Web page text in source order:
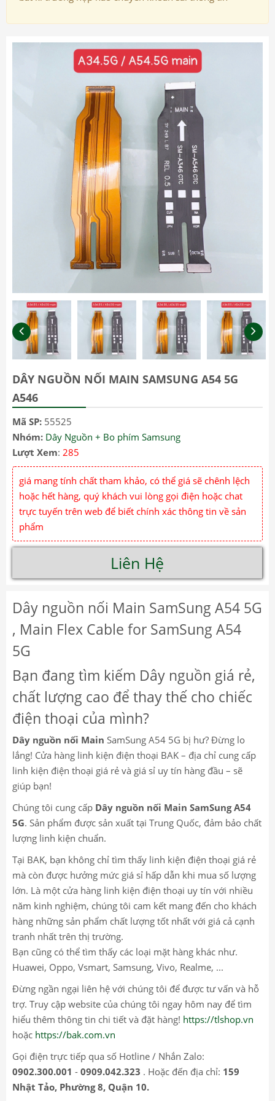
DÂY NGUỒN NỐI MAIN SAMSUNG A54 5G
A546
Mã SP: 55525
Nhóm: Dây Nguồn + Bo phím Samsung
Lượt Xem: 285
giá mang tính chất tham khảo, có thể giá sẽ chênh lệch
hoặc hết hàng, quý khách vui lòng gọi điện hoặc chat
trực tuyến trên web để biết chính xác thông tin về sản
phẩm
Liên Hệ
Dây nguồn nối Main SamSung A54 5G
, Main Flex Cable for SamSung A54
5G
Bạn đang tìm kiếm Dây nguồn giá rẻ,
chất lượng cao để thay thế cho chiếc
điện thoại của mình?
Dây nguồn nối Main SamSung A54 5G bị hư? Đừng lo
lắng! Cửa hàng linh kiện điện thoại BAK – địa chỉ cung cấp
linh kiện điện thoại giá rẻ và giá sỉ uy tín hàng đầu – sẽ
giúp bạn!
Chúng tôi cung cấp Dây nguồn nối Main SamSung A54
5G. Sản phẩm được sản xuất tại Trung Quốc, đảm bảo chất
lượng linh kiện chuẩn.
Tại BAK, bạn không chỉ tìm thấy linh kiện điện thoại giá rẻ
mà còn được hưởng mức giá sỉ hấp dẫn khi mua số lượng
lớn. Là một cửa hàng linh kiện điện thoại uy tín với nhiều
năm kinh nghiệm, chúng tôi cam kết mang đến cho khách
hàng những sản phẩm chất lượng tốt nhất với giá cả cạnh
tranh nhất trên thị trường.
Bạn cũng có thể tìm thấy các loại mặt hàng khác như.
Huawei, Oppo, Vsmart, Samsung, Vivo, Realme, ...
Đừng ngần ngại liên hệ với chúng tôi để được tư vấn và hỗ
trợ. Truy cập website của chúng tôi ngay hôm nay để tìm
hiểu thêm thông tin chi tiết và đặt hàng! https://tlshop.vn
hoặc https://bak.com.vn
Gọi điện trực tiếp qua số Hotline / Nhắn Zalo:
0902.300.001 - 0909.042.323 . Hoặc đến địa chỉ: 159
Nhật Tảo, Phường 8, Quận 10.